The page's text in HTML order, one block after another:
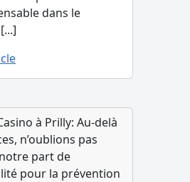
dans le
à Prilly: Au-delà
n’oublions pas
part de
pour la prévention